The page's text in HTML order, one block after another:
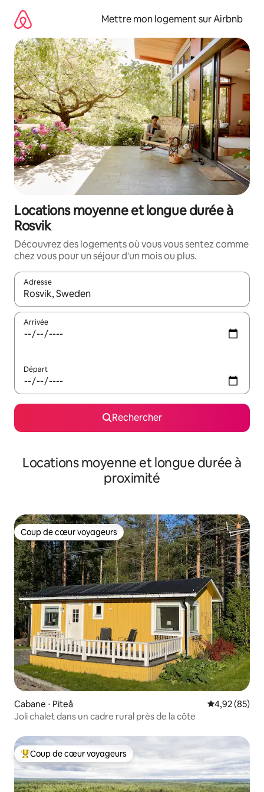
directement
contenu
Mettre mon logement sur Airbnb
Locations moyenne et longue durée à
Rosvik
Découvrez des logements où vous vous sentez comme
chez vous pour un séjour d'un mois ou plus.
Adresse
Lorsque les résultats s'affichent, utilisez les flèches vers le
Arrivée
Départ
Rechercher
Locations moyenne et longue durée à
proximité
Coup de cœur voyageurs
Coup de cœur voyageurs
Cabane ⋅ Piteå Évaluation
4,92 (85)
Joli chalet dans un cadre rural près de la côte
Coups de cœur voyageurs les plus appréciés
Coup de cœur voyageurs